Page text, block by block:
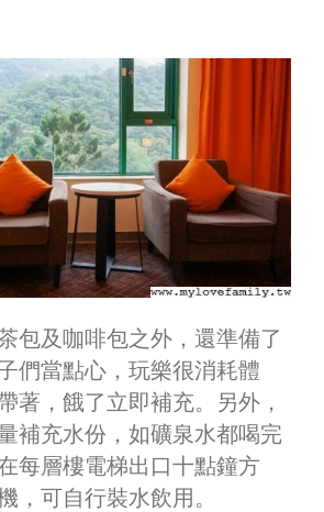
包及咖啡包之外，還準備了
們當點心，玩樂很消耗體
著，餓了立即補充。另外，
補充水份，如礦泉水都喝完
每層樓電梯出口十點鐘方
，可自行裝水飲用。